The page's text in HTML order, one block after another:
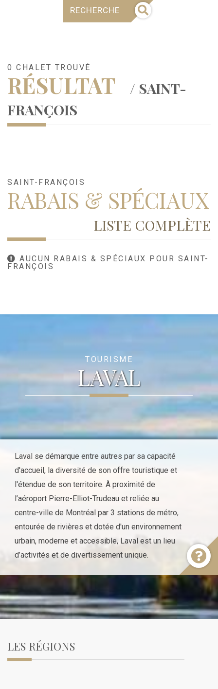
RECHERCHE
0 CHALET TROUVÉ
RÉSULTAT
/ SAINT-
FRANÇOIS
SAINT-FRANÇOIS
RABAIS & SPÉCIAUX
LISTE COMPLÈTE
AUCUN RABAIS & SPÉCIAUX POUR SAINT-
FRANÇOIS
TOURISME
LAVAL
Laval se démarque entre autres par sa capacité
d'accueil, la diversité de son offre touristique et
l'étendue de son territoire. À proximité de
l’aéroport Pierre-Elliot-Trudeau et reliée au
centre-ville de Montréal par 3 stations de métro,
entourée de rivières et dotée d'un environnement
ur​bain, moderne et accessible, Laval est un lieu
d’activités et de divertissement unique.
LES RÉGIONS